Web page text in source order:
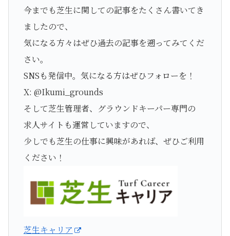
今までも芝生に関しての記事をたくさん書いてき
ましたので、
気になる方々はぜひ過去の記事を遡ってみてくだ
さい。
SNSも発信中。気になる方はぜひフォローを！
X: @Ikumi_grounds
そして芝生管理者、グラウンドキーパー専門の
求人サイトも運営していますので、
少しでも芝生の仕事に興味があれば、ぜひご利用
ください！
芝生キャリア